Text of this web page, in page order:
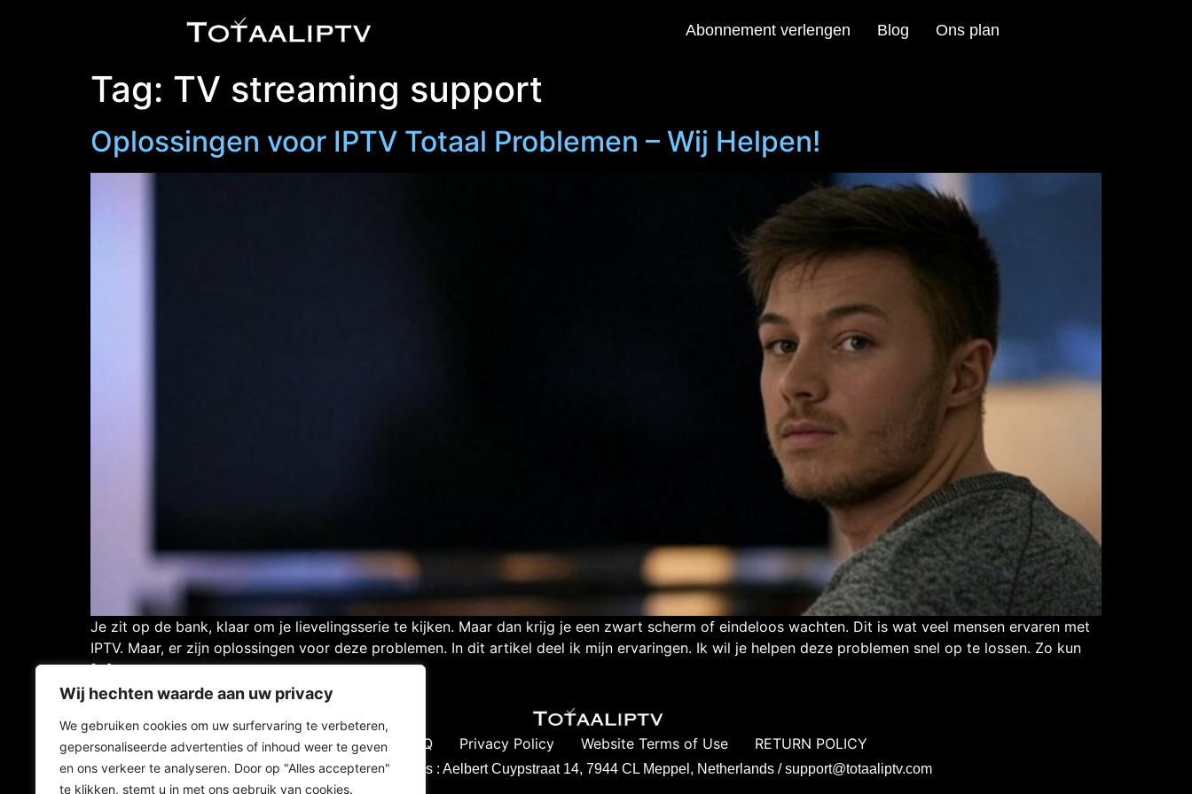
Wij hechten waarde aan uw privacy
We gebruiken cookies om uw surfervaring te verbeteren,
gepersonaliseerde advertenties of inhoud weer te geven
en ons verkeer te analyseren. Door op "Alles accepteren"
te klikken, stemt u in met ons gebruik van cookies.
Abonnement verlengen Blog Ons plan
Tag: TV streaming support
Oplossingen voor IPTV Totaal Problemen – Wij Helpen!
Je zit op de bank, klaar om je lievelingsserie te kijken. Maar dan krijg je een zwart scherm of eindeloos wachten. Dit is wat veel mensen ervaren met
IPTV. Maar, er zijn oplossingen voor deze problemen. In dit artikel deel ik mijn ervaringen. Ik wil je helpen deze problemen snel op te lossen. Zo kun
[…]
Contact FAQ Privacy Policy Website Terms of Use RETURN POLICY
© 2025 Totaaliptv / Address : Aelbert Cuypstraat 14, 7944 CL Meppel, Netherlands /support@totaaliptv.com